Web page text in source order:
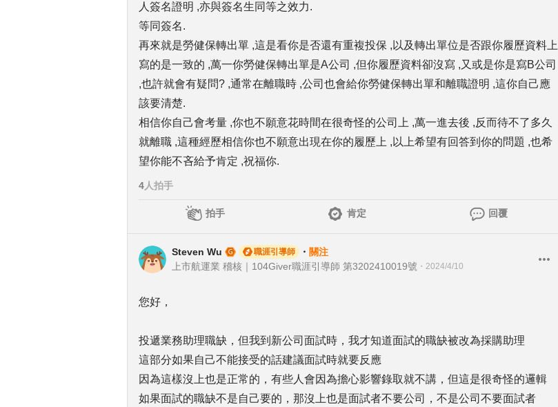
人簽名證明 ,亦與簽名生同等之效力.
等同簽名.
再來就是勞健保轉出單 ,這是看你是否還有重複投保 ,以及轉出單位是否跟你履歷資料上
寫的是一致的 ,萬一你勞健保轉出單是A公司 ,但你履歷資料卻沒寫 ,又或是你是寫B公司
,也許就會有疑問? ,通常在離職時 ,公司也會給你勞健保轉出單和離職證明 ,這你自己應
該要清楚.
相信你自己會考量 ,你也不願意花時間在很奇怪的公司上 ,萬一進去後 ,反而待不了多久
就離職 ,這種經歷相信你也不願意出現在你的履歷上 ,以上希望有回答到你的問題 ,也希
望你能不吝給予肯定 ,祝福你.
4人拍手
拍手 肯定 回覆
Steven Wu 職涯引導師 ・ 關注
上市航運業 稽核｜104Giver職涯引導師 第3202410019號 ・ 2024/4/10
您好，
投遞業務助理職缺，但我到新公司面試時，我才知道面試的職缺被改為採購助理
這部分如果自己不能接受的話建議面試時就要反應
因為這樣沒上也是正常的，有些人會因為擔心影響錄取就不講，但這是很奇怪的邏輯
如果面試的職缺不是自己要的，那沒上也是面試者不要公司，不是公司不要面試者